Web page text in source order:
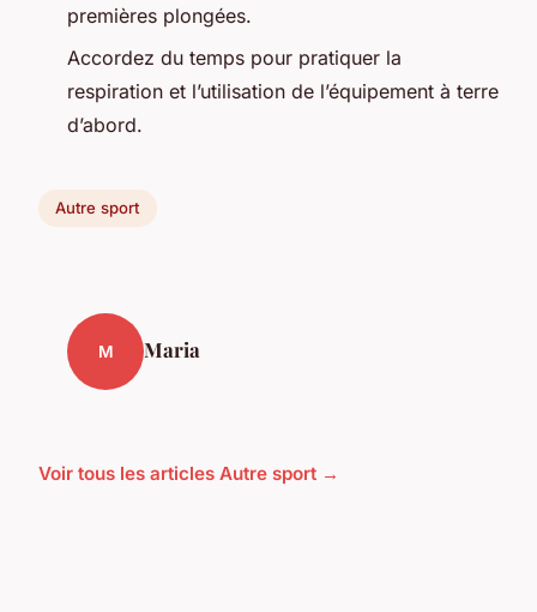
premières plongées.
Accordez du temps pour pratiquer la
respiration et l’utilisation de l’équipement à terre
d’abord.
Autre sport
M Maria
Voir tous les articles Autre sport →